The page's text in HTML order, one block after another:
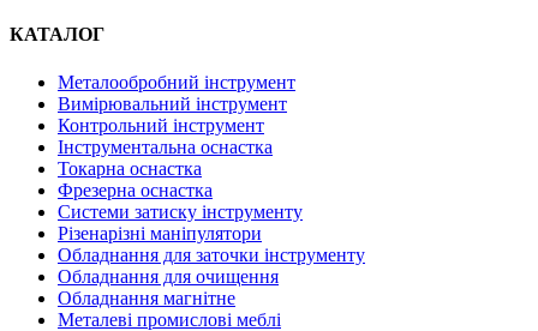
КАТАЛОГ
Металообробний інструмент
Вимірювальний інструмент
Контрольний інструмент
Інструментальна оснастка
Токарна оснастка
Фрезерна оснастка
Системи затиску інструменту
Різенарізні маніпулятори
Обладнання для заточки інструменту
Обладнання для очищення
Обладнання магнітне
Металеві промислові меблі